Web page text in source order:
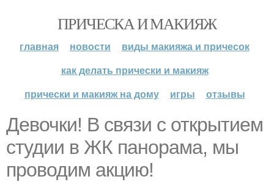
ПРИЧЕСКА И МАКИЯЖ
главная новости
виды макияжа и причесок
как делать прически и макияж
прически и макияж на дому
игры отзывы
Девочки! В связи с открытием
студии в ЖК панорама, мы
проводим акцию!